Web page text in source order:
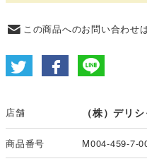
この商品へのお問い合わせ
店舗 （株）デリ
商品番号 M004-459-7-